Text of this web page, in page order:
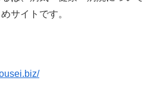
サイトです。